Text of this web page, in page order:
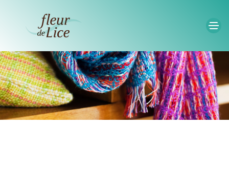
Accéder au contenu principal